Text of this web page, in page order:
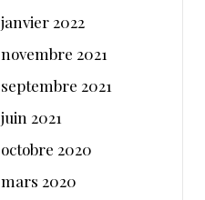
janvier 2022
novembre 2021
septembre 2021
juin 2021
octobre 2020
mars 2020